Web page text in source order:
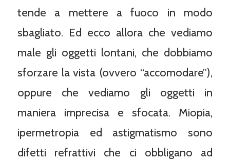
tende a mettere a fuoco in modo
sbagliato. Ed ecco allora che vediamo
male gli oggetti lontani, che dobbiamo
sforzare la vista (ovvero “accomodare”),
oppure che vediamo gli oggetti in
maniera imprecisa e sfocata. Miopia,
ipermetropia ed astigmatismo sono
difetti refrattivi che ci obbligano ad